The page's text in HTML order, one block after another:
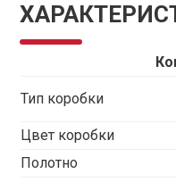
Тип коробки
Цвет коробки
Полотно